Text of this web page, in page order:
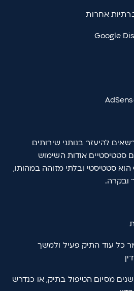
להיעזר בנותני שירותים
סטטיסטיים אודות השימוש
סטטיסטי ובלתי מזוהה במהותו,
ובקרה.
כל עוד התיק פעיל ולמשך
**מידע ארכיוני** – 7 שנים מסיום הטיפול בתיק, או כנדרש